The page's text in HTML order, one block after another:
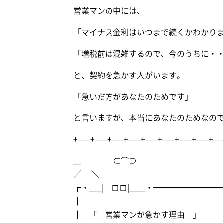
営業マンの中には、
「マイナス金利はいつまで続くかわかり
「増税前は混雑するので、今のうちに・・
と、契約を急かす人がいます。
「急いだ方があなたのためです」
と言いますが、本当にあなたのためなの
＿ ⊂⌒⊃
／ ＼
┏・＿_| ロロ|＿＿・
┃ 「 営業マンが急かす理由 」